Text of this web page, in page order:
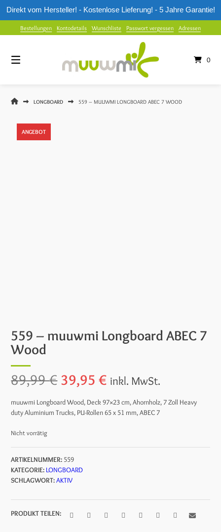
Direkt vom Hersteller! - Kostenlose Lieferung! - 5 Jahre Garantie!
zum
Bestellungen Kontodetails Wunschliste Passwort vergessen Adressen
0
MUUWMILONGBOARD 559 – MUUWMI LONGBOARD ABEC 7 WOOD
ANGEBOT
559 – muuwmi Longboard ABEC 7
Wood
89,99€ Ursprünglicher
Preis
war:
89,99 €
39,95€Aktueller
Preis
39,95 €.
inkl. MwSt.
muuwmi Longboard Wood, Deck 97×23 cm, Ahornholz, 7 Zoll Heavy
duty Aluminium Trucks, PU-Rollen 65 x 51 mm, ABEC 7
Nicht vorrätig
ARTIKELNUMMER: 559
KATEGORIE: LONGBOARD
SCHLAGWORT:AKTIV
PRODUKT TEILEN: